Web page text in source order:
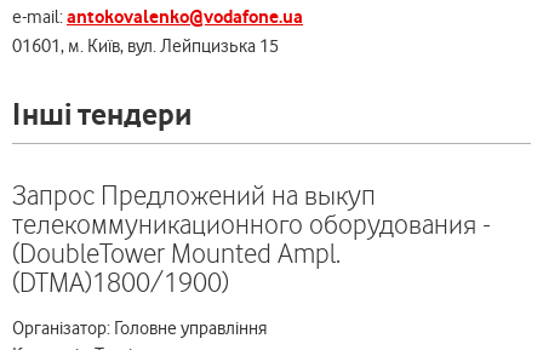
e-mail:antokovalenko@vodafone.ua
01601, м. Київ, вул. Лейпцизька 15
Інші тендери
Запрос Предложений на выкуп
телекоммуникационного оборудования -
(DoubleTower Mounted Ampl.
(DTMA)1800/1900)
Організатор: Головне управління